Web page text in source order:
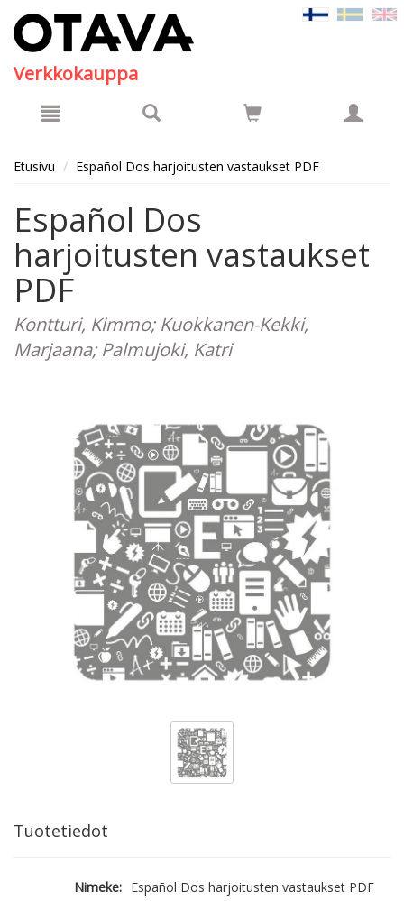
Verkkokauppa
Etusivu Español Dos harjoitusten vastaukset PDF
Español Dos
harjoitusten vastaukset
PDF
Kontturi, Kimmo; Kuokkanen-Kekki,
Marjaana; Palmujoki, Katri
Tuotetiedot
Nimeke: Español Dos harjoitusten vastaukset PDF